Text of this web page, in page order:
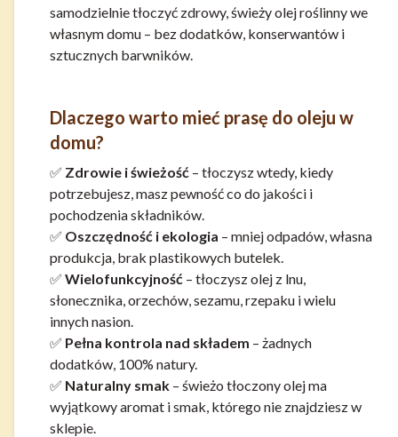
samodzielnie tłoczyć zdrowy, świeży olej roślinny we
własnym domu – bez dodatków, konserwantów i
sztucznych barwników.
Dlaczego warto mieć prasę do oleju w
domu?
✅ Zdrowie i świeżość – tłoczysz wtedy, kiedy
potrzebujesz, masz pewność co do jakości i
pochodzenia składników.
✅ Oszczędność i ekologia – mniej odpadów, własna
produkcja, brak plastikowych butelek.
✅ Wielofunkcyjność – tłoczysz olej z lnu,
słonecznika, orzechów, sezamu, rzepaku i wielu
innych nasion.
✅ Pełna kontrola nad składem – żadnych
dodatków, 100% natury.
✅ Naturalny smak – świeżo tłoczony olej ma
wyjątkowy aromat i smak, którego nie znajdziesz w
sklepie.